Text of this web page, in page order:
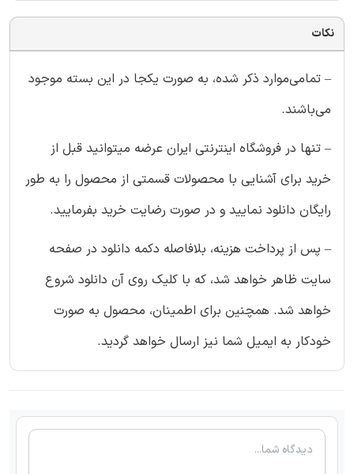
نکات
– تمامی‌موارد ذکر شده، به صورت یکجا در این بسته موجود
می‌باشند.
– تنها در فروشگاه اینترنتی ایران عرضه میتوانید قبل از
خرید برای آشنایی با محصولات قسمتی از محصول را به طور
رایگان دانلود نمایید و در صورت رضایت خرید بفرمایید.
– پس از پرداخت هزینه، بلافاصله دکمه دانلود در صفحه
سایت ظاهر خواهد شد، که با کلیک روی آن دانلود شروع
خواهد شد. همچنین برای اطمینان، محصول به صورت
خودکار به ایمیل شما نیز ارسال خواهد گردید.